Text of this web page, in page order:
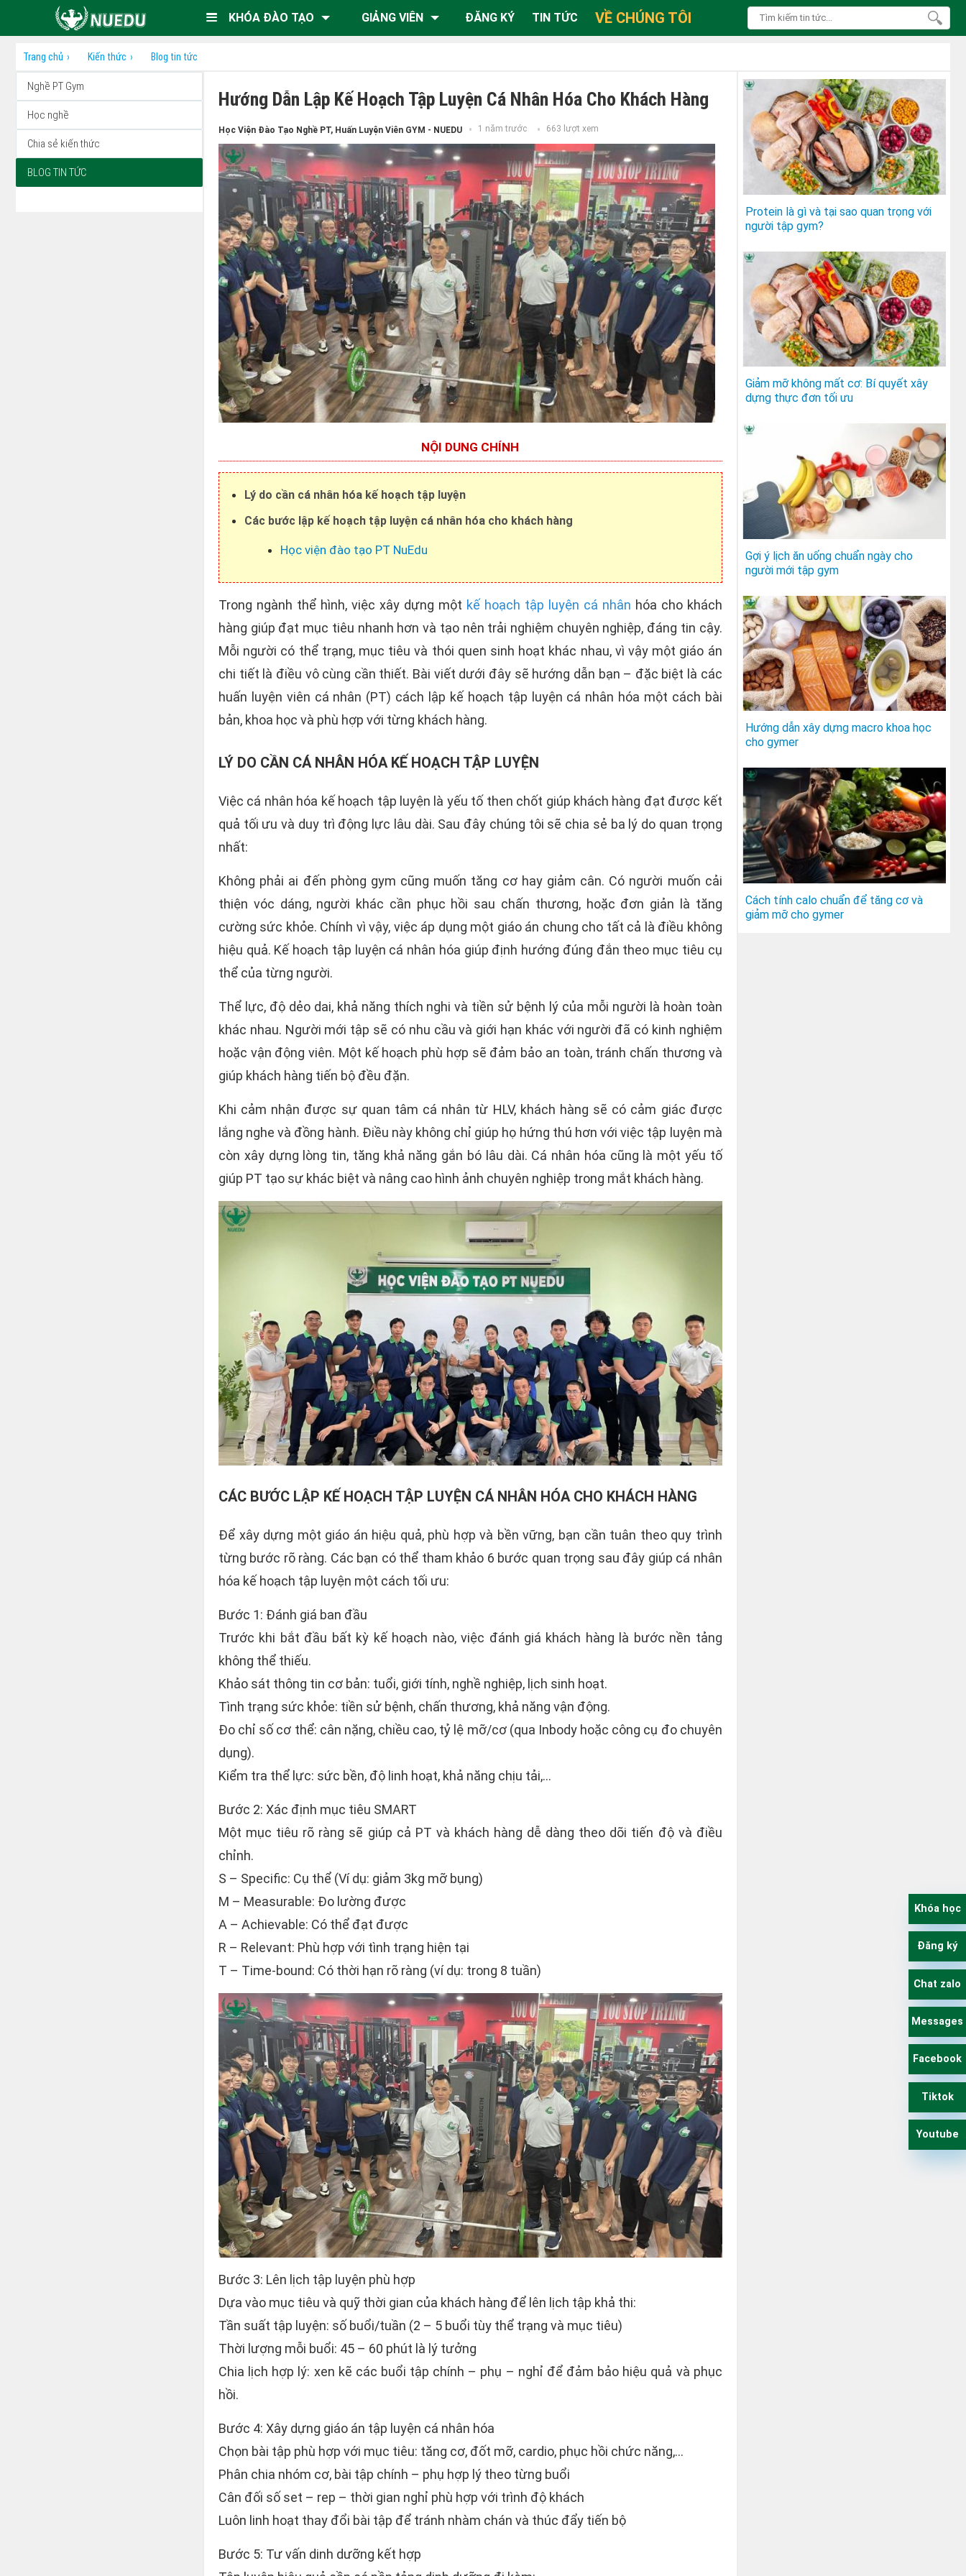
KHÓA ĐÀO TẠO GIẢNG VIÊN ĐĂNG KÝ TIN TỨC VỀ CHÚNG TÔI
Trang chủ Kiến thức Blog tin tức
Nghề PT Gym
Học nghề
Chia sẻ kiến thức
BLOG TIN TỨC
Hướng Dẫn Lập Kế Hoạch Tập Luyện Cá Nhân Hóa Cho Khách Hàng
Học Viện Đào Tạo Nghề PT, Huấn Luyện Viên GYM - NUEDU 1 năm trước 663 lượt xem
NỘI DUNG CHÍNH
Lý do cần cá nhân hóa kế hoạch tập luyện
Các bước lập kế hoạch tập luyện cá nhân hóa cho khách hàng
Học viện đào tạo PT NuEdu
Trong ngành thể hình, việc xây dựng một kế hoạch tập luyện cá nhân hóa cho khách
hàng giúp đạt mục tiêu nhanh hơn và tạo nên trải nghiệm chuyên nghiệp, đáng tin cậy.
Mỗi người có thể trạng, mục tiêu và thói quen sinh hoạt khác nhau, vì vậy một giáo án
chi tiết là điều vô cùng cần thiết. Bài viết dưới đây sẽ hướng dẫn bạn – đặc biệt là các
huấn luyện viên cá nhân (PT) cách lập kế hoạch tập luyện cá nhân hóa một cách bài
bản, khoa học và phù hợp với từng khách hàng.
LÝ DO CẦN CÁ NHÂN HÓA KẾ HOẠCH TẬP LUYỆN
Việc cá nhân hóa kế hoạch tập luyện là yếu tố then chốt giúp khách hàng đạt được kết
quả tối ưu và duy trì động lực lâu dài. Sau đây chúng tôi sẽ chia sẻ ba lý do quan trọng
nhất:
Không phải ai đến phòng gym cũng muốn tăng cơ hay giảm cân. Có người muốn cải
thiện vóc dáng, người khác cần phục hồi sau chấn thương, hoặc đơn giản là tăng
cường sức khỏe. Chính vì vậy, việc áp dụng một giáo án chung cho tất cả là điều không
hiệu quả. Kế hoạch tập luyện cá nhân hóa giúp định hướng đúng đắn theo mục tiêu cụ
thể của từng người.
Thể lực, độ dẻo dai, khả năng thích nghi và tiền sử bệnh lý của mỗi người là hoàn toàn
khác nhau. Người mới tập sẽ có nhu cầu và giới hạn khác với người đã có kinh nghiệm
hoặc vận động viên. Một kế hoạch phù hợp sẽ đảm bảo an toàn, tránh chấn thương và
giúp khách hàng tiến bộ đều đặn.
Khi cảm nhận được sự quan tâm cá nhân từ HLV, khách hàng sẽ có cảm giác được
lắng nghe và đồng hành. Điều này không chỉ giúp họ hứng thú hơn với việc tập luyện mà
còn xây dựng lòng tin, tăng khả năng gắn bó lâu dài. Cá nhân hóa cũng là một yếu tố
giúp PT tạo sự khác biệt và nâng cao hình ảnh chuyên nghiệp trong mắt khách hàng.
CÁC BƯỚC LẬP KẾ HOẠCH TẬP LUYỆN CÁ NHÂN HÓA CHO KHÁCH HÀNG
Để xây dựng một giáo án hiệu quả, phù hợp và bền vững, bạn cần tuân theo quy trình
từng bước rõ ràng. Các bạn có thể tham khảo 6 bước quan trọng sau đây giúp cá nhân
hóa kế hoạch tập luyện một cách tối ưu:
Bước 1: Đánh giá ban đầu
Trước khi bắt đầu bất kỳ kế hoạch nào, việc đánh giá khách hàng là bước nền tảng
không thể thiếu.
Khảo sát thông tin cơ bản: tuổi, giới tính, nghề nghiệp, lịch sinh hoạt.
Tình trạng sức khỏe: tiền sử bệnh, chấn thương, khả năng vận động.
Đo chỉ số cơ thể: cân nặng, chiều cao, tỷ lệ mỡ/cơ (qua Inbody hoặc công cụ đo chuyên
dụng).
Kiểm tra thể lực: sức bền, độ linh hoạt, khả năng chịu tải,...
Bước 2: Xác định mục tiêu SMART
Một mục tiêu rõ ràng sẽ giúp cả PT và khách hàng dễ dàng theo dõi tiến độ và điều
chỉnh.
S – Specific: Cụ thể (Ví dụ: giảm 3kg mỡ bụng)
M – Measurable: Đo lường được
A – Achievable: Có thể đạt được
R – Relevant: Phù hợp với tình trạng hiện tại
T – Time-bound: Có thời hạn rõ ràng (ví dụ: trong 8 tuần)
Bước 3: Lên lịch tập luyện phù hợp
Dựa vào mục tiêu và quỹ thời gian của khách hàng để lên lịch tập khả thi:
Tần suất tập luyện: số buổi/tuần (2 – 5 buổi tùy thể trạng và mục tiêu)
Thời lượng mỗi buổi: 45 – 60 phút là lý tưởng
Chia lịch hợp lý: xen kẽ các buổi tập chính – phụ – nghỉ để đảm bảo hiệu quả và phục
hồi.
Bước 4: Xây dựng giáo án tập luyện cá nhân hóa
Chọn bài tập phù hợp với mục tiêu: tăng cơ, đốt mỡ, cardio, phục hồi chức năng,...
Phân chia nhóm cơ, bài tập chính – phụ hợp lý theo từng buổi
Cân đối số set – rep – thời gian nghỉ phù hợp với trình độ khách
Luôn linh hoạt thay đổi bài tập để tránh nhàm chán và thúc đẩy tiến bộ
Bước 5: Tư vấn dinh dưỡng kết hợp
Protein là gì và tại sao quan trọng với
người tập gym?
Giảm mỡ không mất cơ: Bí quyết xây
dựng thực đơn tối ưu
Gợi ý lịch ăn uống chuẩn ngày cho
người mới tập gym
Hướng dẫn xây dựng macro khoa học
cho gymer
Cách tính calo chuẩn để tăng cơ và
giảm mỡ cho gymer
Khóa học
Đăng ký
Chat zalo
Messages
Facebook
Tiktok
Youtube